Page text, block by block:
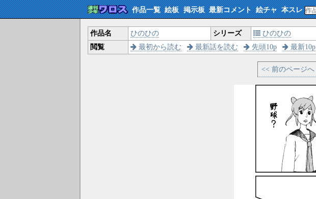
作品一覧 絵板 掲示板 最新コメント 絵チャ 本スレ
作品名 ひのひの シリーズ ひのひの
閲覧
最初から読む 最新話を読む 先頭10p 最新10p
<< 前のページへ